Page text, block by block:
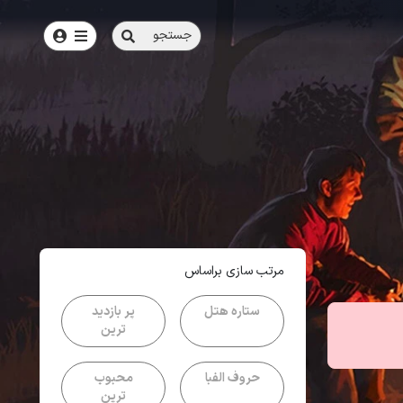
جستجو
مرتب سازی براساس
ستاره هتل
پر بازدید
ترین
حروف الفبا
محبوب
ترین